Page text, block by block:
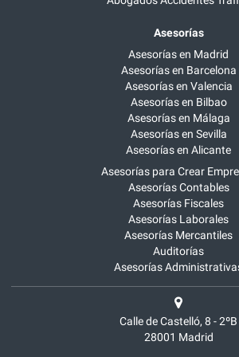
Asesorías
Asesorías en Madrid
Asesorías en Barcelona
Asesorías en Valencia
Asesorías en Bilbao
Asesorías en Málaga
Asesorías en Sevilla
Asesorías en Alicante
Asesorías para Crear
Asesorías Contables
Asesorías Fiscales
Asesorías Laborales
Asesorías Mercantiles
Auditorías
Asesorías
Calle de Castelló, 8 - 2ºB
28001 Madrid